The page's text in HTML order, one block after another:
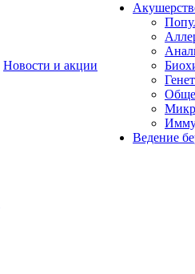
Новости и акции
Ведение